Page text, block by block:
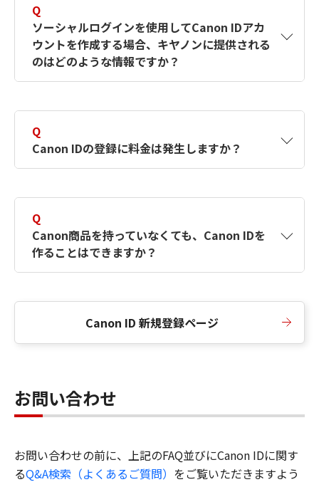
す。詳しい作成方法は【カメラ】Canon IDとは
何ですか？Canon IDの作成方法は？をご確認く
ださい。
Q
ソーシャルログインを使用してCanon IDアカ
ウントを作成する場合、キヤノンに提供される
のはどのような情報ですか？
択したサービスから取得します。アカウントを
簡単に作成できるように、この情報を使用して
Canon IDの登録フォームを入力します。
Q
Canon IDの登録に料金は発生しますか？
Q
Canon商品を持っていなくても、Canon IDを
作ることはできますか？
Canon ID 新規登録ページ
お問い合わせ
お問い合わせの前に、上記のFAQ並びにCanon IDに関す
るQ&A検索（よくあるご質問） をご覧いただきますよう